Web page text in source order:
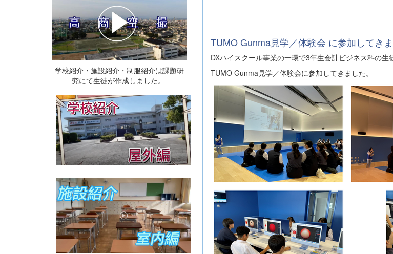
TUMO Gunma見学／体験会 に参加してきま
DXハイスクール事業の一環で3年生会計ビジネス科の生
TUMO Gunma見学／体験会に参加してきました。
学校紹介・施設紹介・制服紹介は課題研
究にて生徒が作成しました。